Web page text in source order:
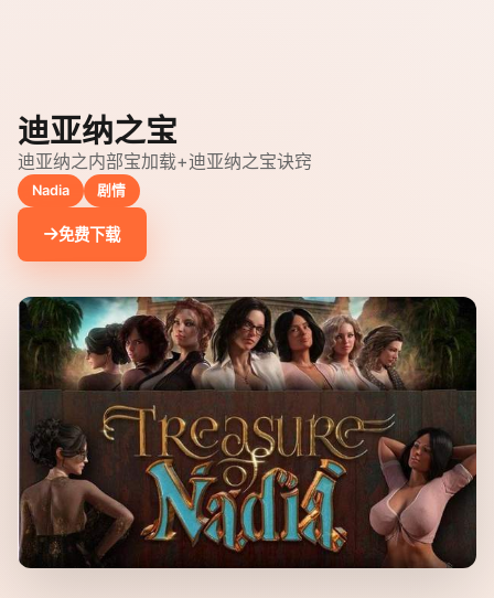
迪亚纳之宝
迪亚纳之内部宝加载+迪亚纳之宝诀窍
Nadia 剧情
免费下载